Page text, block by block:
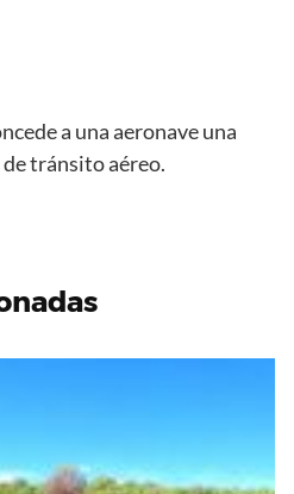
a una aeronave una
tránsito aéreo.